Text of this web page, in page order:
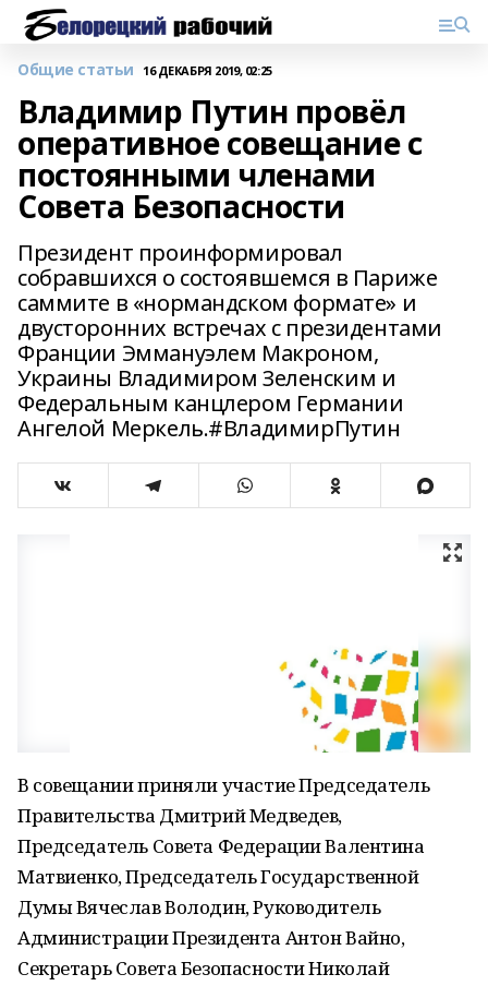
Общие статьи 16 ДЕКАБРЯ 2019, 02:25
Владимир Путин провёл
оперативное совещание с
постоянными членами
Совета Безопасности
Президент проинформировал
собравшихся о состоявшемся в Париже
саммите в «нормандском формате» и
двусторонних встречах с президентами
Франции Эммануэлем Макроном,
Украины Владимиром Зеленским и
Федеральным канцлером Германии
Ангелой Меркель.#ВладимирПутин
В совещании приняли участие Председатель
Правительства Дмитрий Медведев,
Председатель Совета Федерации Валентина
Матвиенко, Председатель Государственной
Думы Вячеслав Володин, Руководитель
Администрации Президента Антон Вайно,
Секретарь Совета Безопасности Николай